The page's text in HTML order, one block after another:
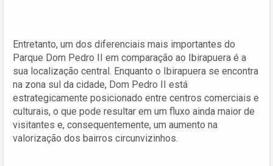
Entretanto, um dos diferenciais mais importantes do
Parque Dom Pedro II em comparação ao Ibirapuera é a
sua localização central. Enquanto o Ibirapuera se encontra
na zona sul da cidade, Dom Pedro II está
estrategicamente posicionado entre centros comerciais e
culturais, o que pode resultar em um fluxo ainda maior de
visitantes e, consequentemente, um aumento na
valorização dos bairros circunvizinhos.